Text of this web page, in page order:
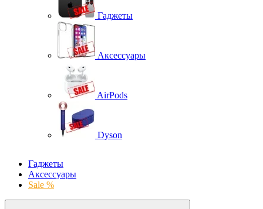
Гаджеты
Аксессуары
AirPods
Dyson
Гаджеты
Аксессуары
Sale %